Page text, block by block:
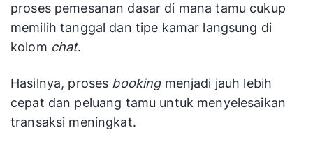
proses pemesanan dasar di mana tamu cukup
memilih tanggal dan tipe kamar langsung di
kolom chat.
Hasilnya, proses bookingmenjadi jauh lebih
cepat dan peluang tamu untuk menyelesaikan
transaksi meningkat.